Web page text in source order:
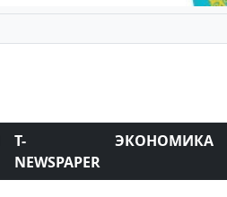
T-
NEWSPAPER
ЭКОНОМИКА